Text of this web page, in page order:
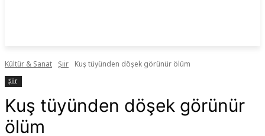
Kültür & Sanat Şiir Kuş tüyünden döşek görünür ölüm
Şiir
Kuş tüyünden döşek görünür
ölüm